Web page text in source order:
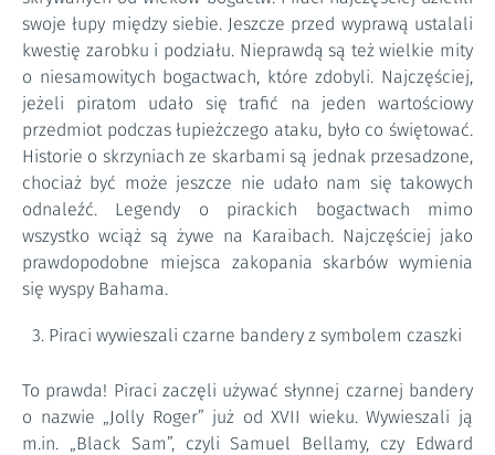
swoje łupy między siebie. Jeszcze przed wyprawą ustalali
kwestię zarobku i podziału. Nieprawdą są też wielkie mity
o niesamowitych bogactwach, które zdobyli. Najczęściej,
jeżeli piratom udało się trafić na jeden wartościowy
przedmiot podczas łupieżczego ataku, było co świętować.
Historie o skrzyniach ze skarbami są jednak przesadzone,
chociaż być może jeszcze nie udało nam się takowych
odnaleźć. Legendy o pirackich bogactwach mimo
wszystko wciąż są żywe na Karaibach. Najczęściej jako
prawdopodobne miejsca zakopania skarbów wymienia
się wyspy Bahama.
Piraci wywieszali czarne bandery z symbolem czaszki
To prawda! Piraci zaczęli używać słynnej czarnej bandery
o nazwie „Jolly Roger” już od XVII wieku. Wywieszali ją
m.in. „Black Sam”, czyli Samuel Bellamy, czy Edward